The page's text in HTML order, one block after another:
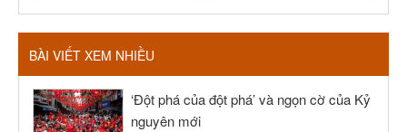
BÀI VIẾT XEM NHIỀU
‘Đột phá của đột phá’ và ngọn cờ của Kỷ
nguyên mới